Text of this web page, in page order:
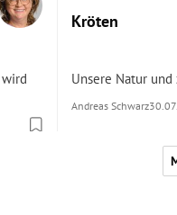
Kröten
Unsere Natur
Andreas Schwarz